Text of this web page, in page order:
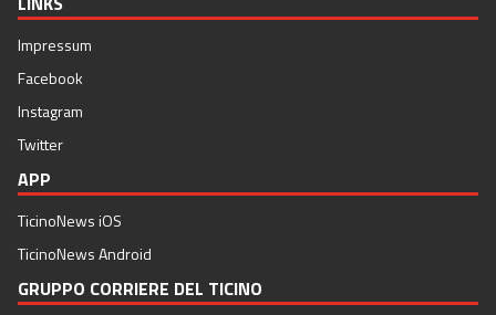
Impressum
Facebook
Instagram
Twitter
APP
TicinoNews iOS
TicinoNews Android
GRUPPO CORRIERE DEL TICINO